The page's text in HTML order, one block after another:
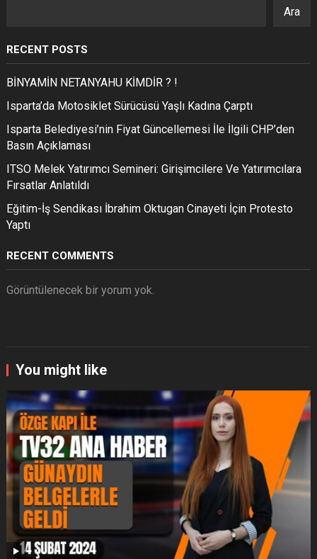
Ara
RECENT POSTS
BİNYAMİN NETANYAHU KİMDİR ? !
Isparta’da Motosiklet Sürücüsü Yaşlı Kadına Çarptı
Isparta Belediyesi’nin Fiyat Güncellemesi İle İlgili CHP’den
Basın Açıklaması
ITSO Melek Yatırımcı Semineri: Girişimcilere Ve Yatırımcılara
Fırsatlar Anlatıldı
Eğitim-İş Sendikası İbrahim Oktugan Cinayeti İçin Protesto
Yaptı
RECENT COMMENTS
Görüntülenecek bir yorum yok.
You might like